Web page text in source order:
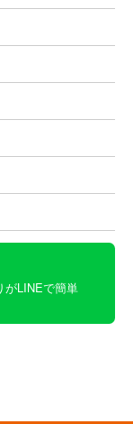
がLINEで簡単